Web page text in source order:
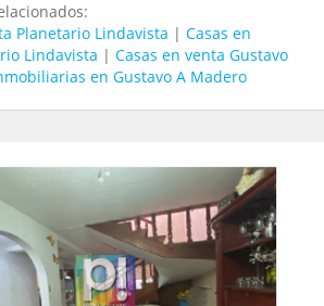
Planetario Lindavista | Casas en
Lindavista | Casas en venta Gustavo
en Gustavo A Madero